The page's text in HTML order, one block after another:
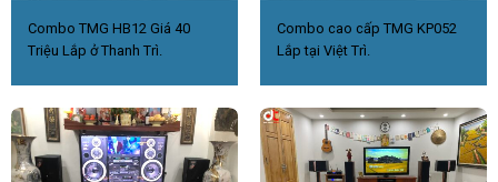
Combo TMG HB12 Giá 40
Triệu Lắp ở Thanh Trì.
Combo cao cấp TMG KP052
Lắp tại Việt Trì.